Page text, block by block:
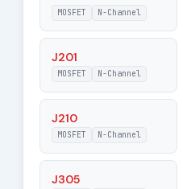
Voltage
MOSFET N-Channel
J201
MOSFET N-Channel
J210
MOSFET N-Channel
J305